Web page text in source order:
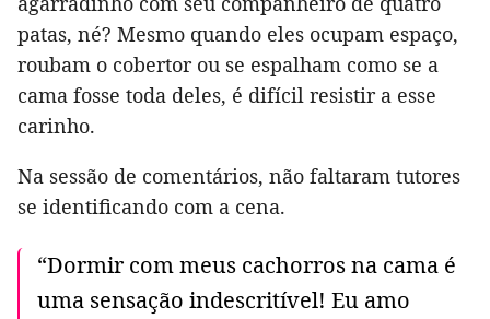
patas, né? Mesmo quando eles ocupam espaço,
roubam o cobertor ou se espalham como se a
cama fosse toda deles, é difícil resistir a esse
carinho.
Na sessão de comentários, não faltaram tutores
se identificando com a cena.
“Dormir com meus cachorros na cama é
uma sensação indescritível! Eu amo